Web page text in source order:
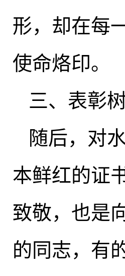
形，却在每
使命烙印。
三、表彰
随后， 对
本鲜红的证
致敬，也是
的同志，有